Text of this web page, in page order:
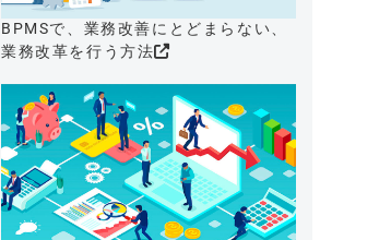
BPMSで、業務改善にとどまらない、
業務改革を行う方法